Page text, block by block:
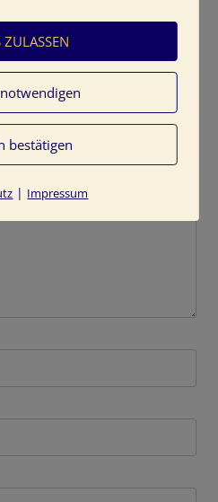
veröffentlicht.
*markiert
ZULASSEN
bestätigen
| Impressum